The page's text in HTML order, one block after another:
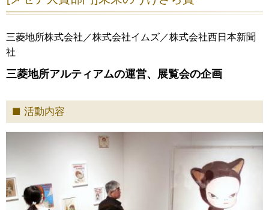
三菱地所株式会社／株式会社イムズ／株式会社西日本新聞
社
三菱地所アルティアムの運営、展覧会の企画
活動内容